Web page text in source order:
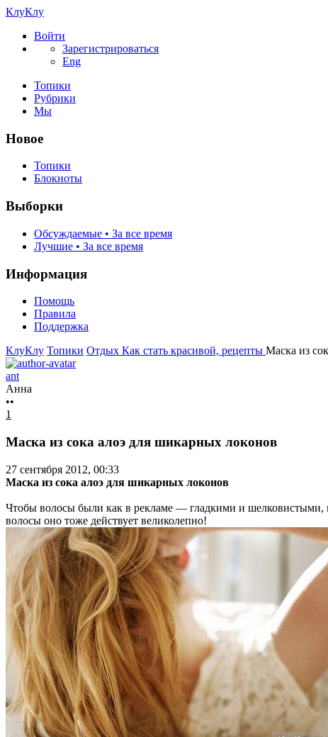
КлуКлу
Войти
Зарегистрироваться
Eng
Топики
Рубрики
Мы
Новое
Топики
Блокноты
Выборки
Обсуждаемые • За все время
Лучшие • За все время
Информация
Помощь
Правила
Поддержка
КлуКлу Топики Отдых Как стать красивой, рецепты Маска из
ant
Анна
••
1
Маска из сока алоэ для шикарных локонов
27 сентября 2012, 00:33
Маска из сока алоэ для шикарных локонов
Чтобы волосы были как в рекламе — гладкими и шелковистыми,
волосы оно тоже действует великолепно!